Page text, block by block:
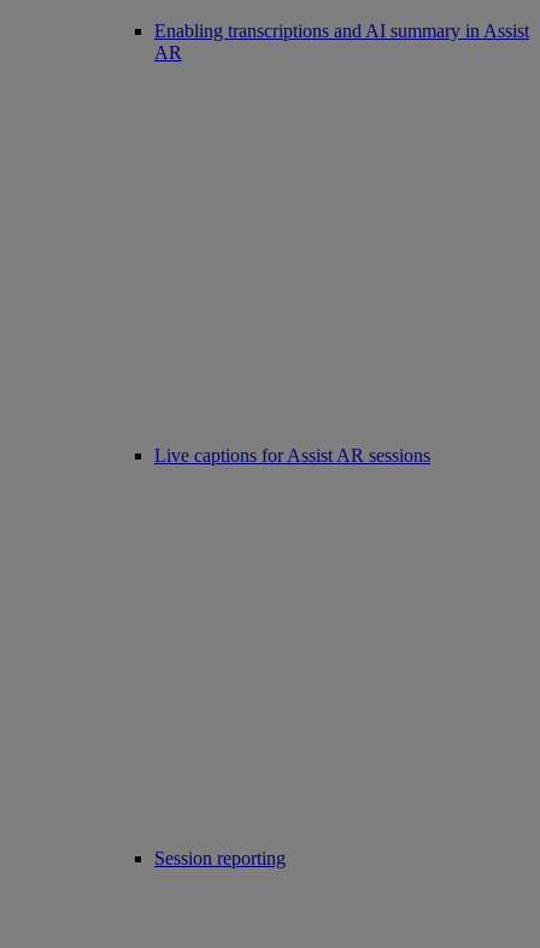
Enabling transcriptions and AI summary in Assist
AR
Live captions for Assist AR sessions
Session reporting